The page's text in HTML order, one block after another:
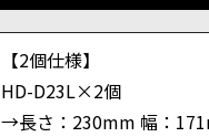
【2個仕様】
HD-D23L×2個
→長さ：230mm 幅：